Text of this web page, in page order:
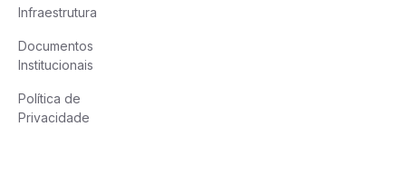
Infraestrutura
Documentos
Institucionais
Política de
Privacidade